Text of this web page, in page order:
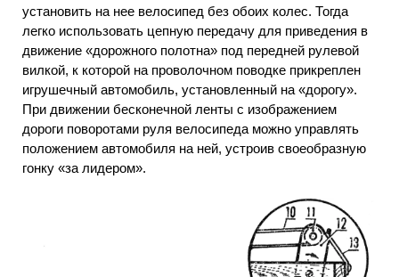
установить на нее велосипед без обоих колес. Тогда
легко использовать цепную передачу для приведения в
движение «дорожного полотна» под передней рулевой
вилкой, к которой на проволочном поводке прикреплен
игрушечный автомобиль, установленный на «дорогу».
При движении бесконечной ленты с изображением
дороги поворотами руля велосипеда можно управлять
положением автомобиля на ней, устроив своеобразную
гонку «за лидером».